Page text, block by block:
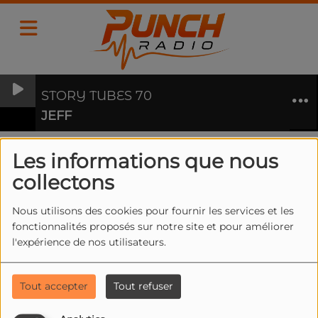
Les informations que nous
collectons
Nous utilisons des cookies pour fournir les services et les
fonctionnalités proposés sur notre site et pour améliorer
l'expérience de nos utilisateurs.
Tout accepter Tout refuser
STORY TUBES 70
JEFF